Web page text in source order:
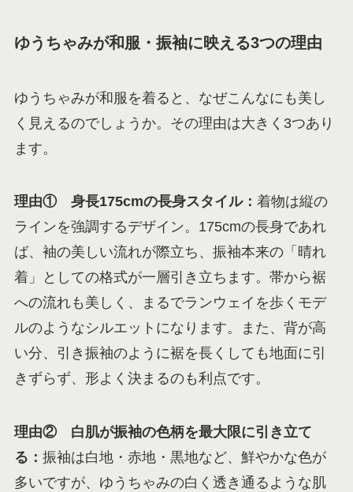
ゆうちゃみが和服・振袖に映える3つの理由
ゆうちゃみが和服を着ると、なぜこんなにも美し
く見えるのでしょうか。その理由は大きく3つあり
ます。
理由① 身長175cmの長身スタイル： 着物は縦の
ラインを強調するデザイン。175cmの長身であれ
ば、袖の美しい流れが際立ち、振袖本来の「晴れ
着」としての格式が一層引き立ちます。帯から裾
への流れも美しく、まるでランウェイを歩くモデ
ルのようなシルエットになります。また、背が高
い分、引き振袖のように裾を長くしても地面に引
きずらず、形よく決まるのも利点です。
理由② 白肌が振袖の色柄を最大限に引き立て
る： 振袖は白地・赤地・黒地など、鮮やかな色が
多いですが、ゆうちゃみの白く透き通るような肌